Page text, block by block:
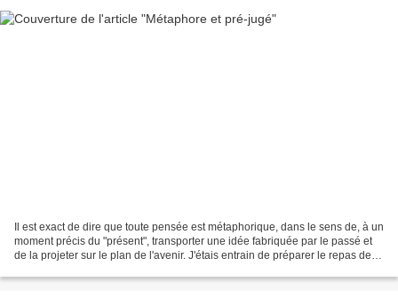
Il est exact de dire que toute pensée est métaphorique, dans le sens de, à un
moment précis du "présent", transporter une idée fabriquée par le passé et
de la projeter sur le plan de l'avenir. J'étais entrain de préparer le repas de